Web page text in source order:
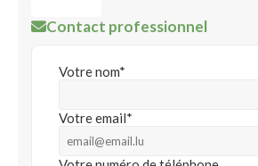
Contact professionnel
Votre nom*
Votre email*